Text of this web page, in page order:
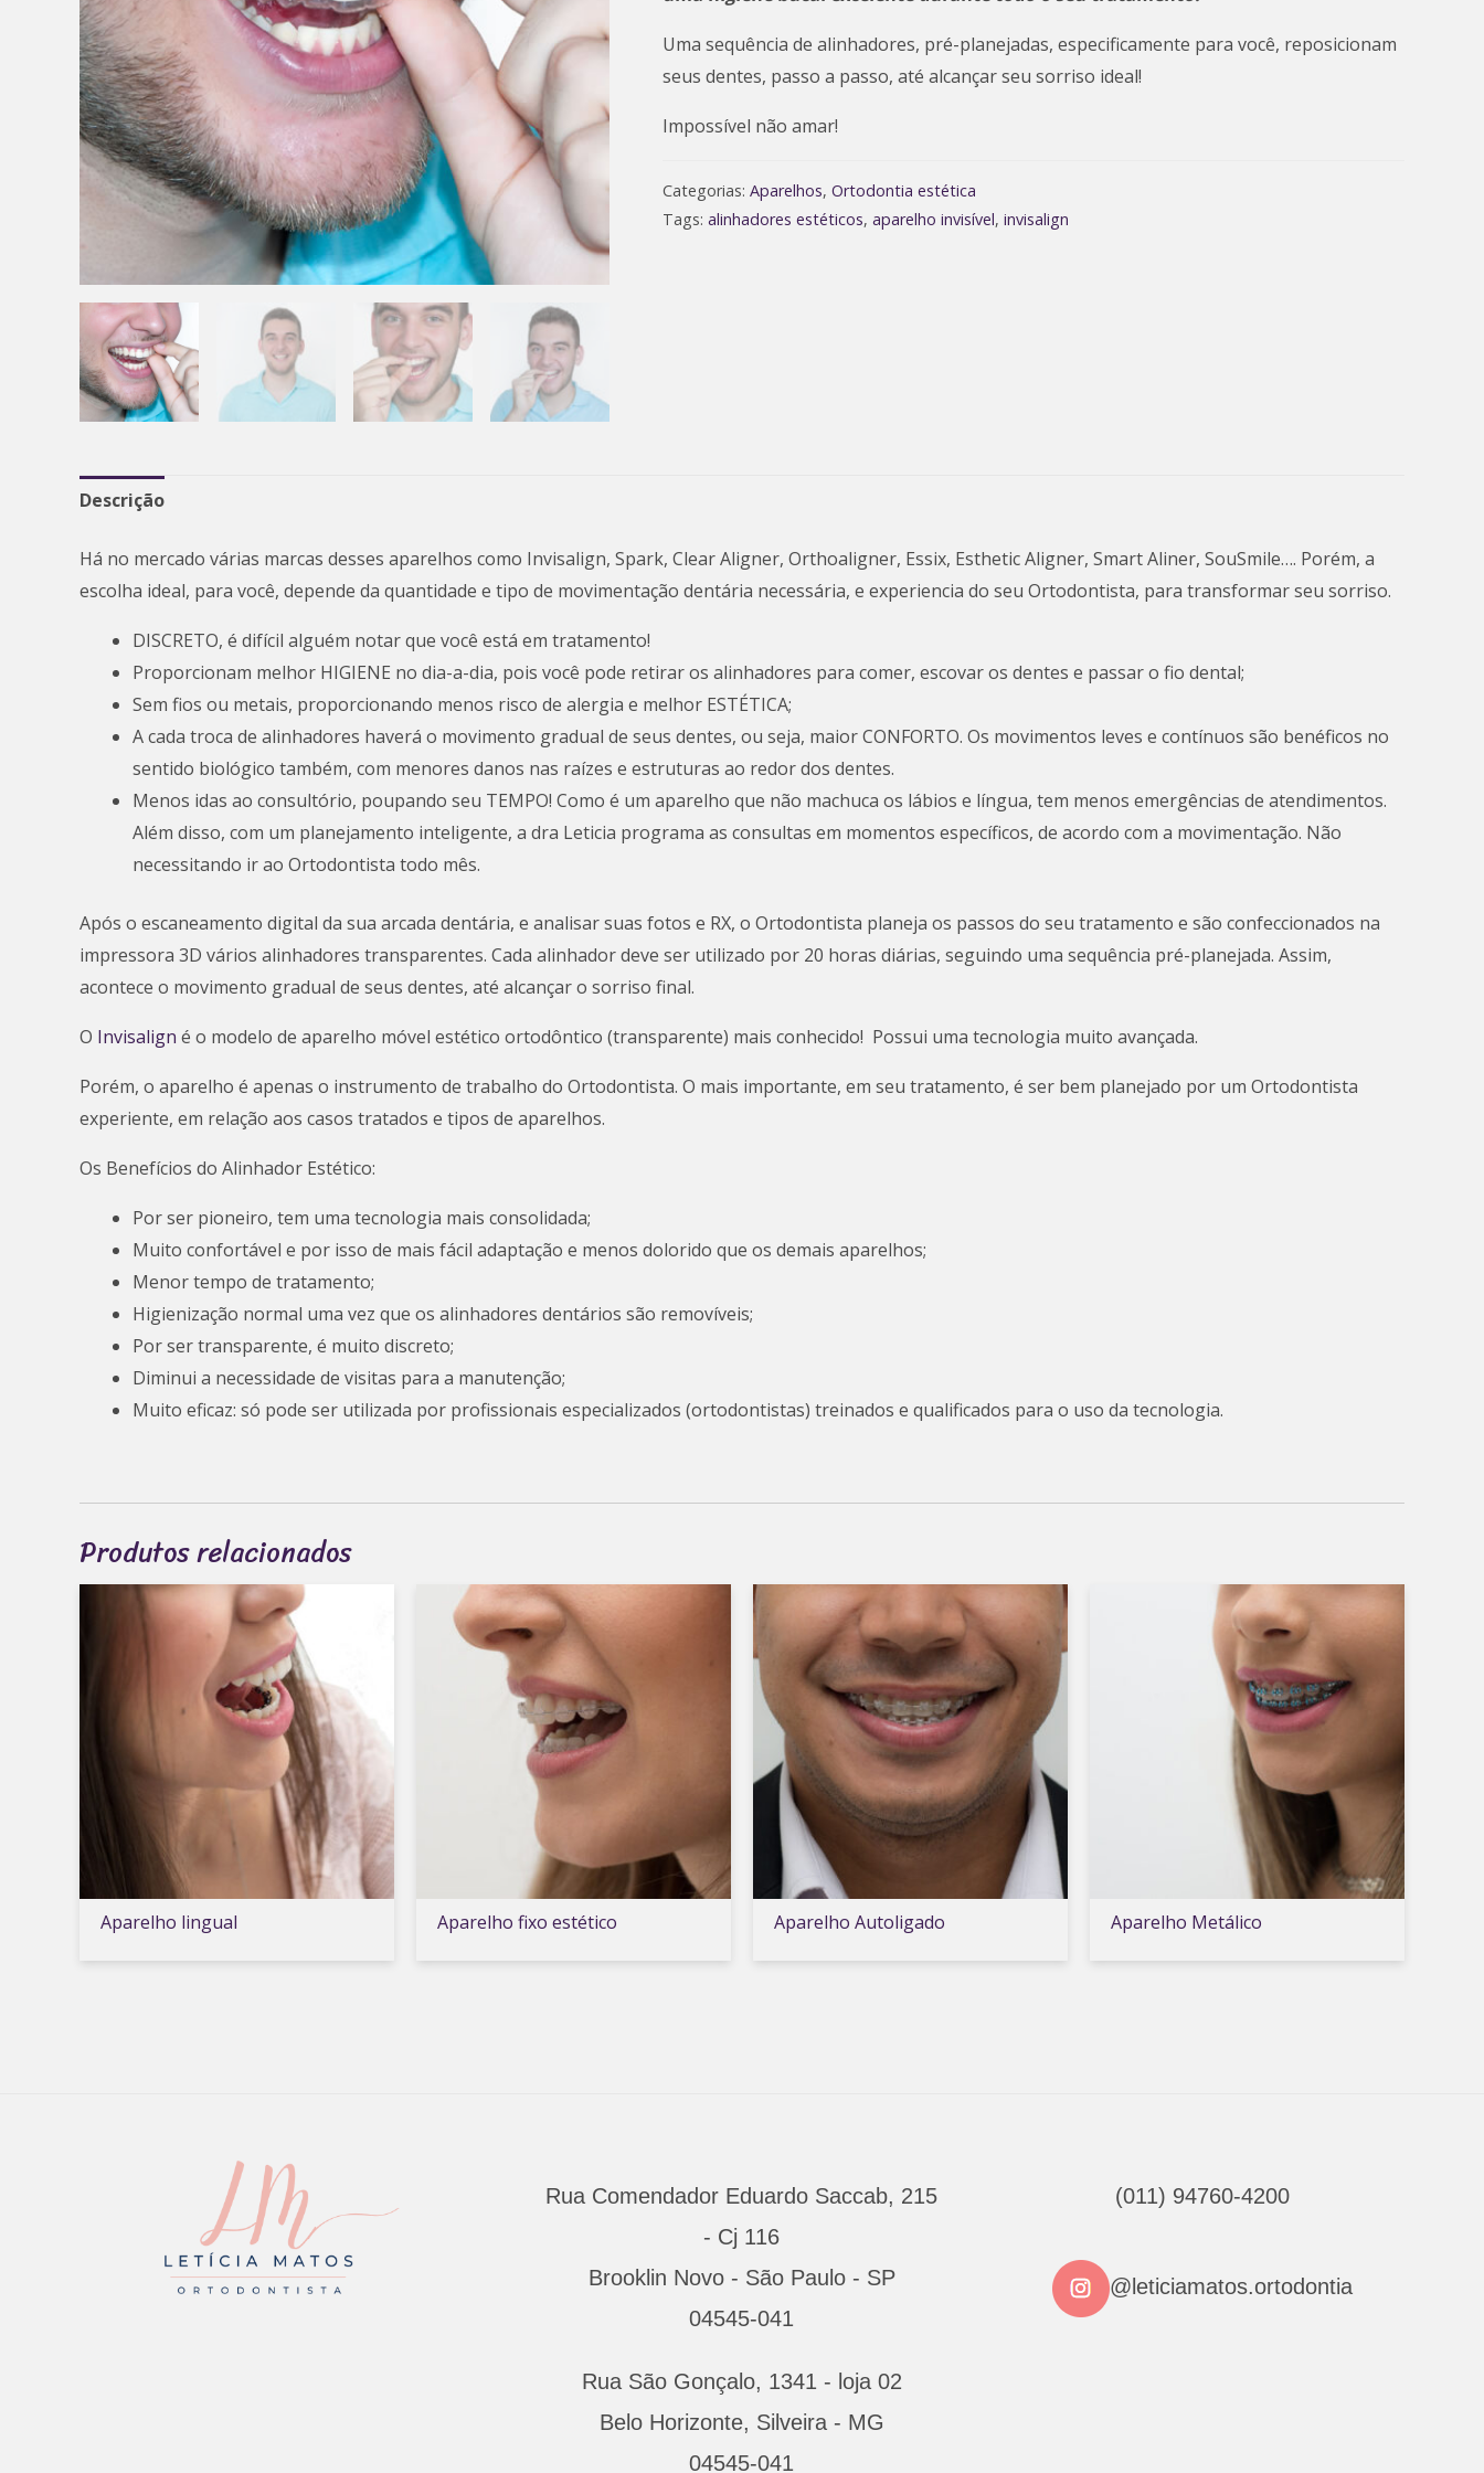
Uma sequência de alinhadores, pré-planejadas, especificamente para você, reposicionam
seus dentes, passo a passo, até alcançar seu sorriso ideal!
Impossível não amar!
Categorias: Aparelhos, Ortodontia estética
Tags: alinhadores estéticos, aparelho invisível, invisalign
Descrição
Há no mercado várias marcas desses aparelhos como Invisalign, Spark, Clear Aligner, Orthoaligner, Essix, Esthetic Aligner, Smart Aliner, SouSmile…. Porém, a
escolha ideal, para você, depende da quantidade e tipo de movimentação dentária necessária, e experiencia do seu Ortodontista, para transformar seu sorriso.
DISCRETO, é difícil alguém notar que você está em tratamento!
Proporcionam melhor HIGIENE no dia-a-dia, pois você pode retirar os alinhadores para comer, escovar os dentes e passar o fio dental;
Sem fios ou metais, proporcionando menos risco de alergia e melhor ESTÉTICA;
A cada troca de alinhadores haverá o movimento gradual de seus dentes, ou seja, maior CONFORTO. Os movimentos leves e contínuos são benéficos no
sentido biológico também, com menores danos nas raízes e estruturas ao redor dos dentes.
Menos idas ao consultório, poupando seu TEMPO! Como é um aparelho que não machuca os lábios e língua, tem menos emergências de atendimentos.
Além disso, com um planejamento inteligente, a dra Leticia programa as consultas em momentos específicos, de acordo com a movimentação. Não
necessitando ir ao Ortodontista todo mês.
Após o escaneamento digital da sua arcada dentária, e analisar suas fotos e RX, o Ortodontista planeja os passos do seu tratamento e são confeccionados na
impressora 3D vários alinhadores transparentes. Cada alinhador deve ser utilizado por 20 horas diárias, seguindo uma sequência pré-planejada. Assim,
acontece o movimento gradual de seus dentes, até alcançar o sorriso final.
O Invisalign é o modelo de aparelho móvel estético ortodôntico (transparente) mais conhecido! Possui uma tecnologia muito avançada.
Porém, o aparelho é apenas o instrumento de trabalho do Ortodontista. O mais importante, em seu tratamento, é ser bem planejado por um Ortodontista
experiente, em relação aos casos tratados e tipos de aparelhos.
Os Benefícios do Alinhador Estético:
Por ser pioneiro, tem uma tecnologia mais consolidada;
Muito confortável e por isso de mais fácil adaptação e menos dolorido que os demais aparelhos;
Menor tempo de tratamento;
Higienização normal uma vez que os alinhadores dentários são removíveis;
Por ser transparente, é muito discreto;
Diminui a necessidade de visitas para a manutenção;
Muito eficaz: só pode ser utilizada por profissionais especializados (ortodontistas) treinados e qualificados para o uso da tecnologia.
Produtos relacionados
Aparelho lingual Aparelho fixo estético Aparelho Autoligado Aparelho Metálico
Rua Comendador Eduardo Saccab, 215
- Cj 116
Brooklin Novo - São Paulo - SP
04545-041
Rua São Gonçalo, 1341 - loja 02
Belo Horizonte, Silveira - MG
04545-041
(011) 94760-4200
@leticiamatos.ortodontia